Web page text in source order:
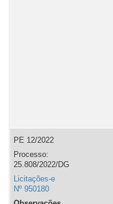
PE 12/2022
Processo:
25.808/2022/DG
Licitações-e
Nº 950180